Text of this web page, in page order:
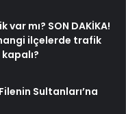
mı? SON DAKİKA!
hangi ilçelerde trafik
Sultanları’na